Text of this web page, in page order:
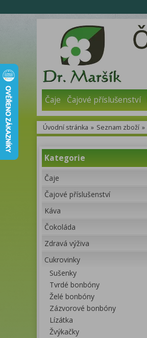
Čaje Čajové příslušenství
Úvodní stránka » Seznam zboží »
Kategorie
Čaje
Čajové příslušenství
Káva
Čokoláda
Zdravá výživa
Cukrovinky
Sušenky
Tvrdé bonbóny
Želé bonbóny
Zázvorové bonbóny
Lízátka
Žvýkačky